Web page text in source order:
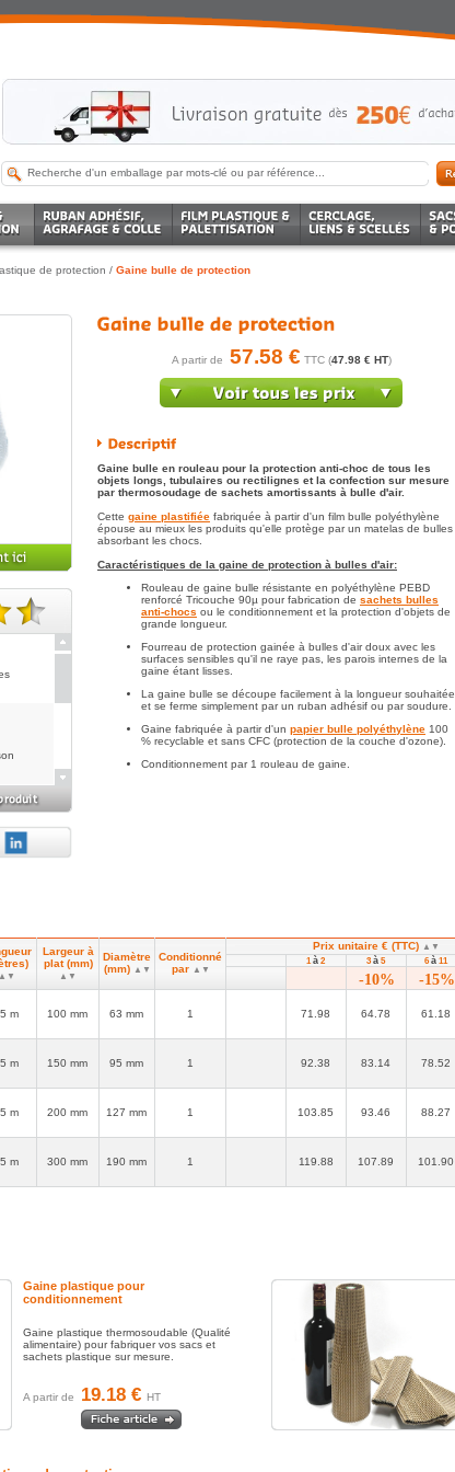
de protection / Gaine bulle de protection
boites
client
des
A partir de 57.58 € TTC (47.98 € HT)
Gaine bulle en rouleau pour la protection anti-choc de tous les
objets longs, tubulaires ou rectilignes et la confection sur mesure
par thermosoudage de sachets amortissants à bulle d'air.
Cette gaine plastifiée fabriquée à partir d'un film bulle polyéthylène
épouse au mieux les produits qu'elle protège par un matelas de bulles
absorbant les chocs.
Caractéristiques de la gaine de protection à bulles d'air:
Rouleau de gaine bulle résistante en polyéthylène PEBD
renforcé Tricouche 90µ pour fabrication de sachets bulles
anti-chocs ou le conditionnement et la protection d'objets de
grande longueur.
Fourreau de protection gainée à bulles d'air doux avec les
surfaces sensibles qu'il ne raye pas, les parois internes de la
gaine étant lisses.
La gaine bulle se découpe facilement à la longueur souhaitée
et se ferme simplement par un ruban adhésif ou par soudure.
Gaine fabriquée à partir d'un papier bulle polyéthylène 100
% recyclable et sans CFC (protection de la couche d'ozone).
Conditionnement par 1 rouleau de gaine.
▲▼
Largeur à
plat (mm)
▲▼
Diamètre
(mm) ▲▼
Conditionné
par ▲▼
Prix unitaire € (TTC) ▲▼
1à 2 3 à 5 6à 11
-10% -15%
m 100 mm 63 mm 1 71.98 64.78 61.18
m 150 mm 95 mm 1 92.38 83.14 78.52
m 200 mm 127 mm 1 103.85 93.46 88.27
m 300 mm 190 mm 1 119.88 107.89 101.90
Gaine plastique pour
conditionnement
Gaine plastique thermosoudable (Qualité
alimentaire) pour fabriquer vos sacs et
sachets plastique sur mesure.
A partir de 19.18 € HT